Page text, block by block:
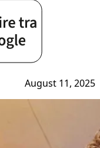
August 11, 2025